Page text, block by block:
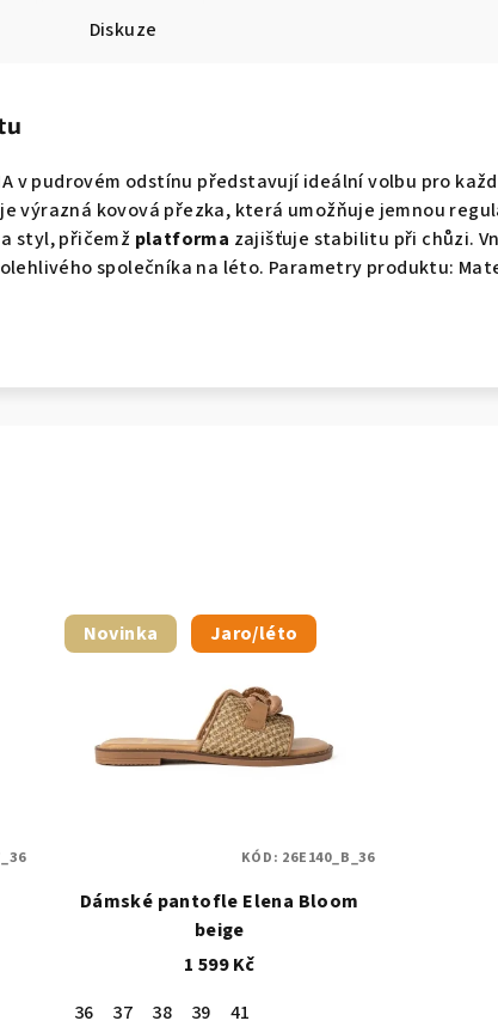
Diskuze
v pudrovém odstínu představují ideální volbu pro
výrazná kovová přezka, která umožňuje jemnou
styl, přičemž platforma zajišťuje stabilitu při chůzi.
společníka na léto. Parametry produktu:
Novinka Jaro/léto
Dámské pantofle Elena Bloom
beige
1 599 Kč
36
37 38 39
41
KÓD: 26E140_B_36